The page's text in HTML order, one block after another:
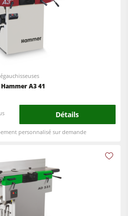
A3 41
Détails
personnalisé sur demande